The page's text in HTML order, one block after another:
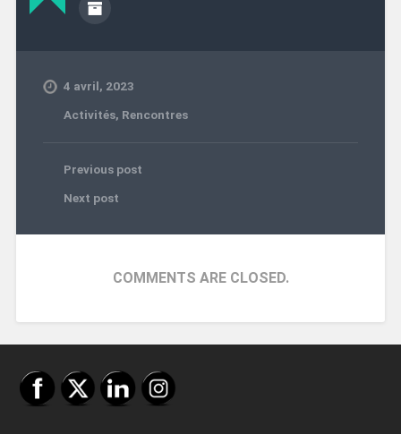
4 avril, 2023
Activités, Rencontres
Previous post
Next post
COMMENTS ARE CLOSED.